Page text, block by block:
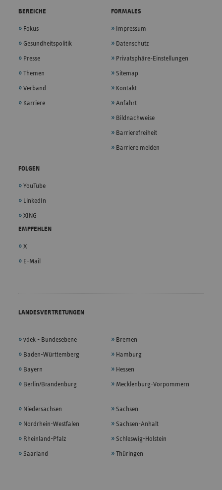
BEREICHE
Fokus
Gesundheitspolitik
Presse
Themen
Verband
Karriere
FORMALES
Impressum
Datenschutz
Privatsphäre-Einstellungen
Sitemap
Kontakt
Anfahrt
Bildnachweise
Barrierefreiheit
Barriere melden
FOLGEN
YouTube
LinkedIn
XING
EMPFEHLEN
X
E-Mail
LANDESVERTRETUNGEN
vdek - Bundesebene
Baden-Württemberg
Bayern
Berlin/Brandenburg
Bremen
Hamburg
Hessen
Mecklenburg-Vorpommern
Niedersachsen
Nordrhein-Westfalen
Rheinland-Pfalz
Saarland
Sachsen
Sachsen-Anhalt
Schleswig-Holstein
Thüringen